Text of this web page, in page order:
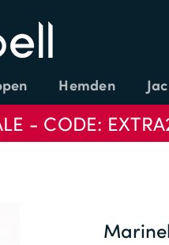
Hemden
- CODE: